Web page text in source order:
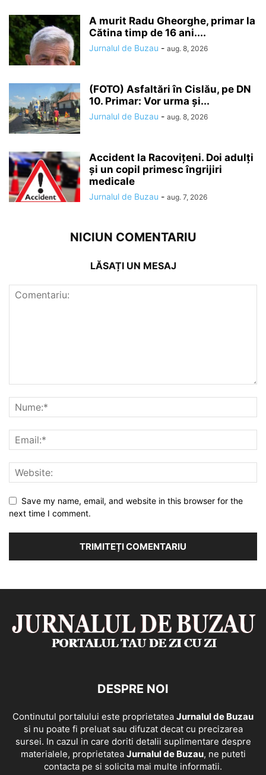
A murit Radu Gheorghe, primar la
Cătina timp de 16 ani....
Jurnalul de Buzau - aug. 8, 2026
(FOTO) Asfaltări în Cislău, pe DN
10. Primar: Vor urma și...
Jurnalul de Buzau - aug. 8, 2026
Accident la Racovițeni. Doi adulți
și un copil primesc îngrijiri
medicale
Jurnalul de Buzau - aug. 7, 2026
NICIUN COMENTARIU
LĂSAȚI UN MESAJ
Save my name, email, and website in this browser for the
next time I comment.
DESPRE NOI
Continutul portalului este proprietatea Jurnalul de Buzau
si nu poate fi preluat sau difuzat decat cu precizarea
sursei. In cazul in care doriti detalii suplimentare despre
materialele, proprietatea Jurnalul de Buzau, ne puteti
contacta pe si solicita mai multe informatii.